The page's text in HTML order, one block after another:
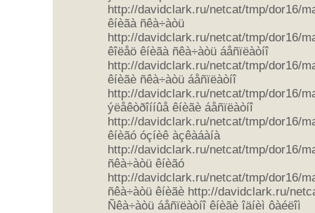
http://davidclark.ru/netcat/tmp/dor16/
êíèãà ñêà÷àòü
http://davidclark.ru/netcat/tmp/dor16/
êîëåö êíèãà ñêà÷àòü áåñïëàòíî
http://davidclark.ru/netcat/tmp/dor16/
êíèãè ñêà÷àòü áåñïëàòíî
http://davidclark.ru/netcat/tmp/dor16/
ýëåêòðîííûå êíèãè áåñïëàòíî
http://davidclark.ru/netcat/tmp/dor16/
êíèãó óçíèê àçêàáàíà
http://davidclark.ru/netcat/tmp/dor16/
ñêà÷àòü êíèãó
http://davidclark.ru/netcat/tmp/dor16/
ñêà÷àòü êíèãè http://davidclark.ru/
Ñêà÷àòü áåñïëàòíî êíèãè îäíèì ôàéëîì